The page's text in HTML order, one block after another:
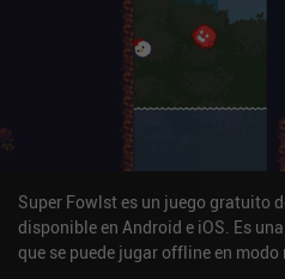
Super Fowlst es un juego gratuito
disponible en Android e iOS. Es
que se puede jugar offline en